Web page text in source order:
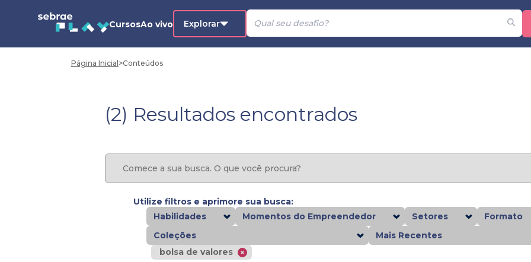
CursosAo vivo Explorar
Página Inicial >Conteúdos
(2) Resultados encontrados
Utilize filtros e aprimore sua busca:
Habilidades
Momentos do Empreendedor Setores
Formato
Coleções
Mais Recentes
bolsa de valores